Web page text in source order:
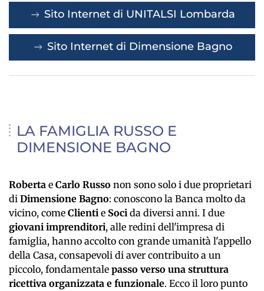
Sito Internet di UNITALSI Lombarda
Sito Internet di Dimensione Bagno
LA FAMIGLIA RUSSO E
DIMENSIONE BAGNO
Roberta e Carlo Russo non sono solo i due proprietari
di Dimensione Bagno: conoscono la Banca molto da
vicino, come Clienti e Soci da diversi anni. I due
giovani imprenditori, alle redini dell'impresa di
famiglia, hanno accolto con grande umanità l'appello
della Casa, consapevoli di aver contribuito a un
piccolo, fondamentale passo verso una struttura
ricettiva organizzata e funzionale. Ecco il loro punto